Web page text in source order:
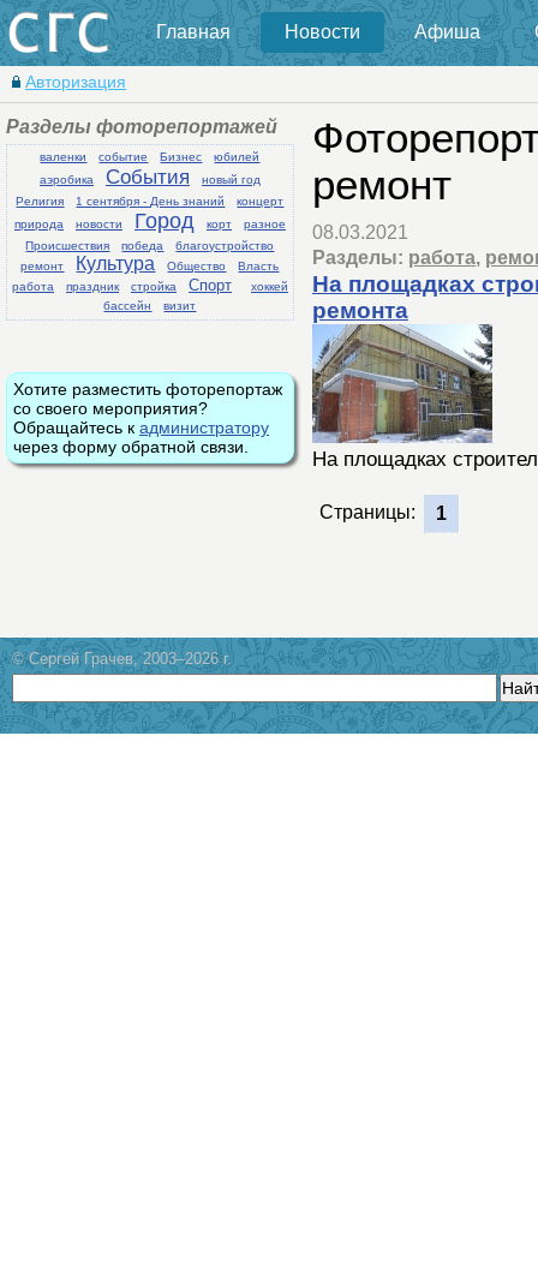
Главная Новости Афиша
Авторизация
Разделы фоторепортажей
валенки событие Бизнес
юбилей
аэробика
События
новый год
Религия
1 сентября - День знаний
концерт
природа
новости Город корт
разное
Происшествия
победа
благоустройство
ремонт
Культура Общество
Власть
работа
праздник стройка Спорт
хоккей
бассейн
визит
Хотите разместить фоторепортаж
со своего мероприятия?
Обращайтесь к администратору
через форму обратной связи.
ремонт
08.03.2021
Разделы: работа,
На площадках
ремонта
На площадках
Страницы: 1
© Сергей Грачев, 2003–2026 г.